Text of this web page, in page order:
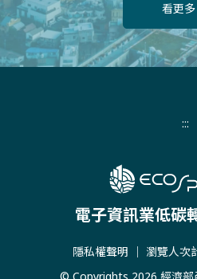
看更多
:::
電子資訊業低碳
隱私權聲明 ｜ 瀏覽人次